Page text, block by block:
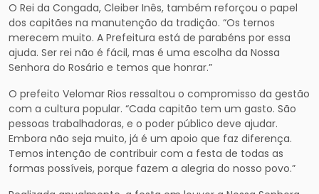
O Rei da Congada, Cleiber Inês, também reforçou o papel
dos capitães na manutenção da tradição. “Os ternos
merecem muito. A Prefeitura está de parabéns por essa
ajuda. Ser rei não é fácil, mas é uma escolha da Nossa
Senhora do Rosário e temos que honrar.”
O prefeito Velomar Rios ressaltou o compromisso da gestão
com a cultura popular. “Cada capitão tem um gasto. São
pessoas trabalhadoras, e o poder público deve ajudar.
Embora não seja muito, já é um apoio que faz diferença.
Temos intenção de contribuir com a festa de todas as
formas possíveis, porque fazem a alegria do nosso povo.”